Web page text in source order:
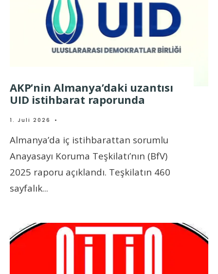
AKP’nin Almanya’daki uzantısı
UID istihbarat raporunda
1. Juli 2026 •
Almanya’da iç istihbarattan sorumlu
Anayasayı Koruma Teşkilatı’nın (BfV)
2025 raporu açıklandı. Teşkilatın 460
sayfalık...